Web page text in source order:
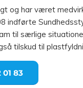
og har været
indførte
til særlige
tilskud til
01 83